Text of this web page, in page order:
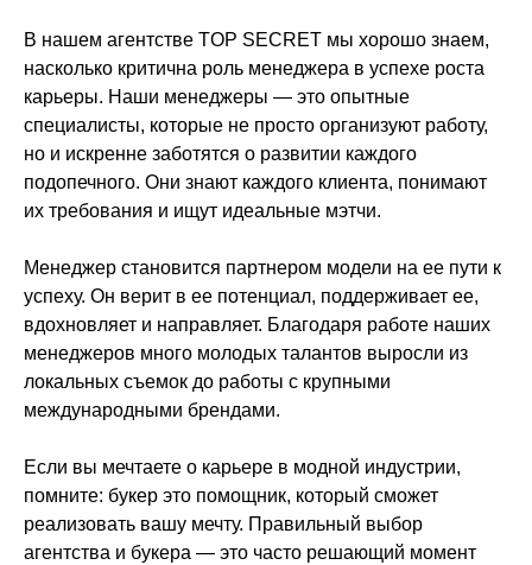
В нашем агентстве TOP SECRET мы хорошо знаем,
насколько критична роль менеджера в успехе роста
карьеры. Наши менеджеры — это опытные
специалисты, которые не просто организуют работу,
но и искренне заботятся о развитии каждого
подопечного. Они знают каждого клиента, понимают
их требования и ищут идеальные мэтчи.
Менеджер становится партнером модели на ее пути к
успеху. Он верит в ее потенциал, поддерживает ее,
вдохновляет и направляет. Благодаря работе наших
менеджеров много молодых талантов выросли из
локальных съемок до работы с крупными
международными брендами.
Если вы мечтаете о карьере в модной индустрии,
помните: букер это помощник, который сможет
реализовать вашу мечту. Правильный выбор
агентства и букера — это часто решающий момент